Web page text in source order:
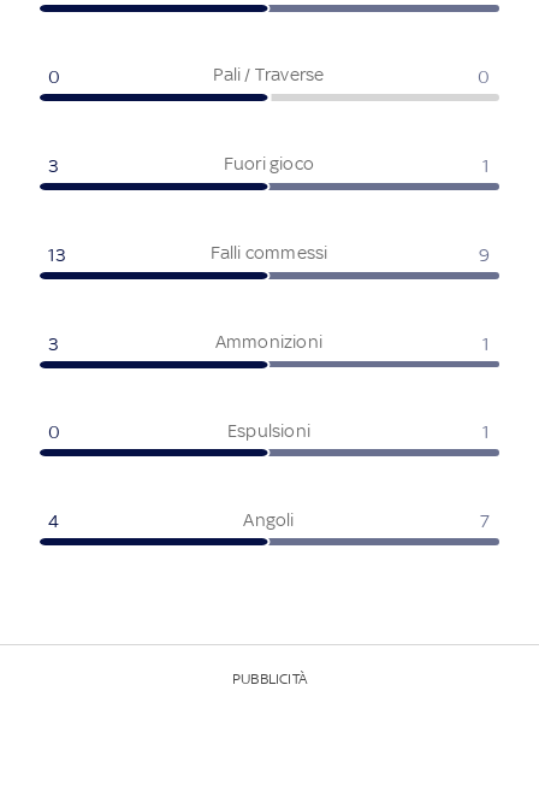
Pali / Traverse
0 0
Fuori gioco
3 1
Falli commessi
13 9
Ammonizioni
3 1
Espulsioni
0 1
Angoli
4 7
PUBBLICITÀ